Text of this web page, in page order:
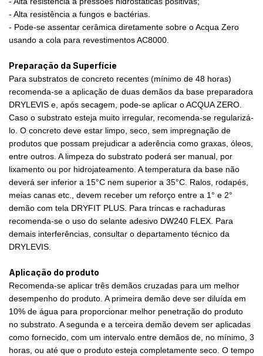
- Alta resistência a fungos e bactérias.
- Pode-se assentar cerâmica diretamente sobre o Acqua Zero
usando a cola para revestimentos AC8000.
Preparação da Superfície
Para substratos de concreto recentes (mínimo de 48 horas)
recomenda-se a aplicação de duas demãos da base preparadora
DRYLEVIS e, após secagem, pode-se aplicar o ACQUA ZERO.
Caso o substrato esteja muito irregular, recomenda-se regularizá-
lo. O concreto deve estar limpo, seco, sem impregnação de
produtos que possam prejudicar a aderência como graxas, óleos,
entre outros. A limpeza do substrato poderá ser manual, por
lixamento ou por hidrojateamento. A temperatura da base não
deverá ser inferior a 15°C nem superior a 35°C. Ralos, rodapés,
meias canas etc., devem receber um reforço entre a 1° e 2°
demão com tela DRYFIT PLUS. Para trincas e rachaduras
recomenda-se o uso do selante adesivo DW240 FLEX. Para
demais interferências, consultar o departamento técnico da
DRYLEVIS.
Aplicação do produto
Recomenda-se aplicar três demãos cruzadas para um melhor
desempenho do produto. A primeira demão deve ser diluída em
10% de água para proporcionar melhor penetração do produto
no substrato. A segunda e a terceira demão devem ser aplicadas
como fornecido, com um intervalo entre demãos de, no mínimo, 3
horas, ou até que o produto esteja completamente seco. O tempo